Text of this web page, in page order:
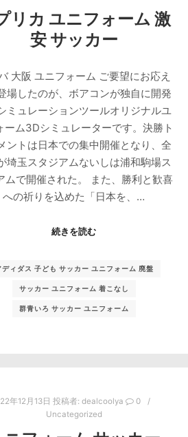
リカ ユニフォーム 激
安 サッカー
大阪 ユニフォーム ご要望にお応え
場したのが、ボアコンが独自に開発
ミュレーションツールオリジナルユ
ーム3Dシミュレーターです。決勝ト
ントは日本での集中開催となり、全
埼玉スタジアムないしは浦和駒場ス
ムで開催された。 また、勝利と歓喜
への祈りを込めた「日本を、…
続きを読む
ディダス 子ども サッカー ユニフォーム 廃盤
サッカー ユニフォーム 着こなし
群青いろ サッカー ユニフォーム
年12月13日 投稿者:dealcoolya
0
Uncategorized